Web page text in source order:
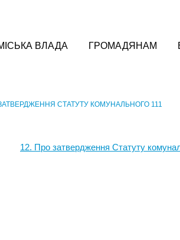
ВЛАДА ГРОМАДЯНАМ
СТАТУТУ КОМУНАЛЬНОГО 111
12. Про затвердження Статуту